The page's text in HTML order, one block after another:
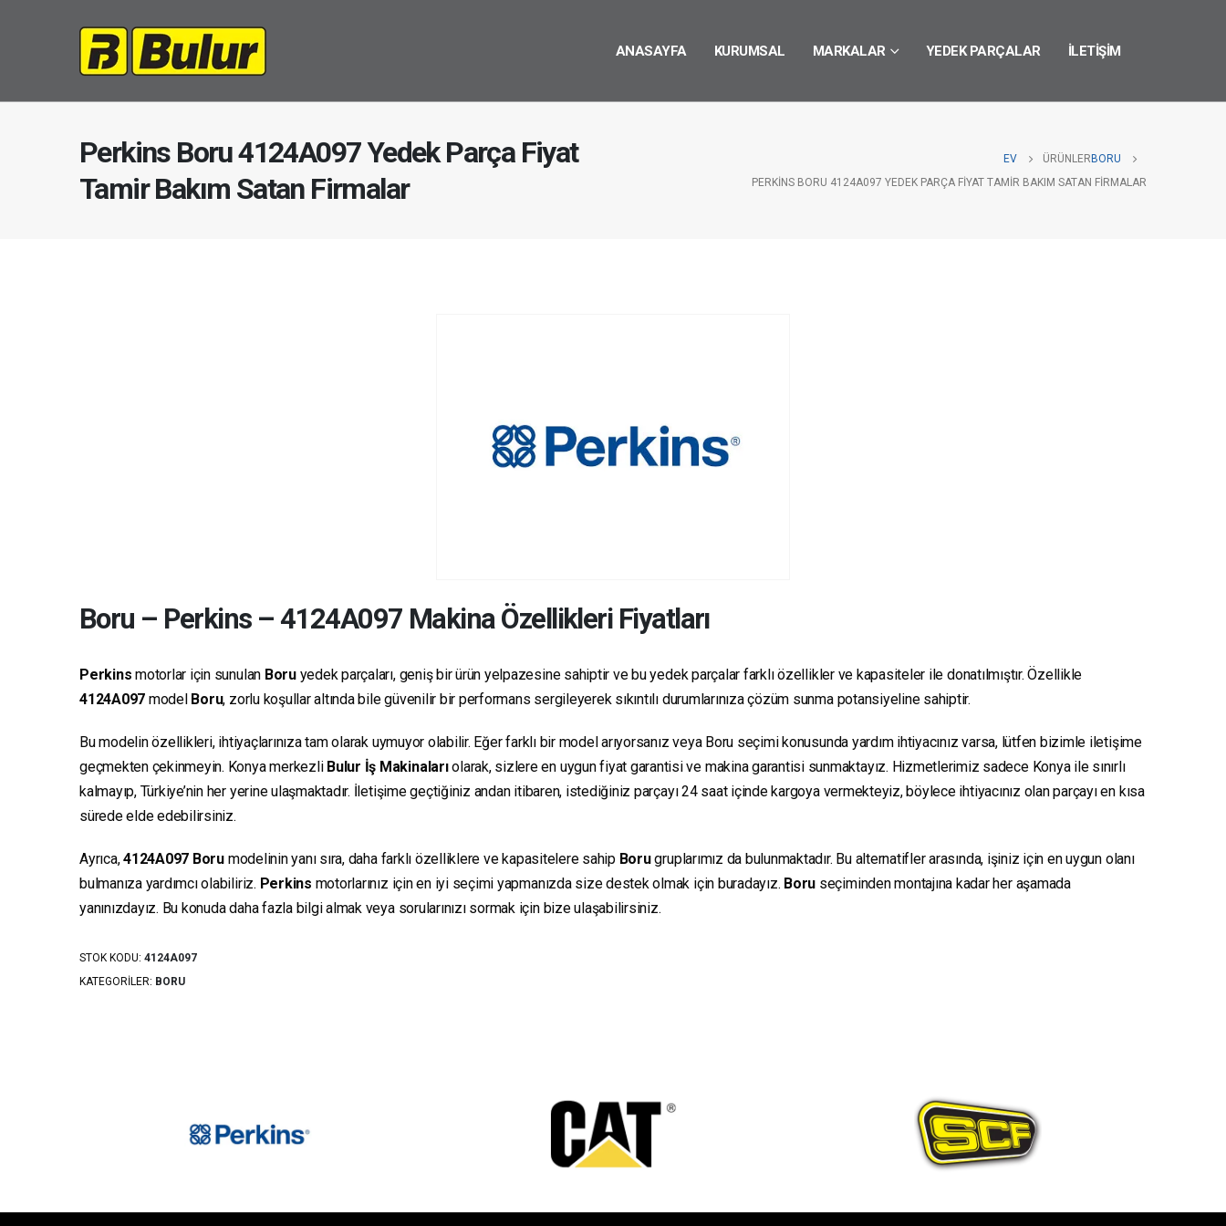
ANASAYFA KURUMSAL MARKALAR YEDEK PARÇALAR İLETIŞIM
Perkins Boru 4124A097 Yedek Parça Fiyat
Tamir Bakım Satan Firmalar
EV ÜRÜNLER BORU
PERKINS BORU 4124A097 YEDEK PARÇA FIYAT TAMIR BAKIM SATAN FIRMALAR
Boru – Perkins–4124A097 Makina Özellikleri Fiyatları
Perkins motorlar için sunulan Boruyedek parçaları, geniş bir ürün yelpazesine sahiptir ve bu yedek parçalar farklı özellikler ve kapasiteler ile donatılmıştır. Özellikle
4124A097 model Boru, zorlu koşullar altında bile güvenilir bir performans sergileyerek sıkıntılı durumlarınıza çözüm sunma potansiyeline sahiptir.
Bu modelin özellikleri, ihtiyaçlarınıza tam olarak uymuyor olabilir. Eğer farklı bir model arıyorsanız veya Boru seçimi konusunda yardım ihtiyacınız varsa, lütfen bizimle iletişime
geçmekten çekinmeyin. Konya merkezli Bulur İş Makinalarıolarak, sizlere en uygun fiyat garantisi ve makina garantisi sunmaktayız. Hizmetlerimiz sadece Konya ile sınırlı
kalmayıp, Türkiye’nin her yerine ulaşmaktadır. İletişime geçtiğiniz andan itibaren, istediğiniz parçayı 24 saat içinde kargoya vermekteyiz, böylece ihtiyacınız olan parçayı en kısa
sürede elde edebilirsiniz.
Ayrıca,4124A097 Boru modelinin yanı sıra, daha farklı özelliklere ve kapasitelere sahip Borugruplarımız da bulunmaktadır. Bu alternatifler arasında, işiniz için en uygun olanı
bulmanıza yardımcı olabiliriz. Perkins motorlarınız için en iyi seçimi yapmanızda size destek olmak için buradayız. Boru seçiminden montajına kadar her aşamada
yanınızdayız. Bu konuda daha fazla bilgi almak veya sorularınızı sormak için bize ulaşabilirsiniz.
STOK KODU: 4124A097
KATEGORILER: BORU